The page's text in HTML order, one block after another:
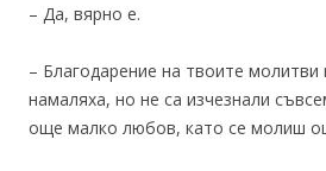
– Да, вярно е.
– Благодарение на твоите молитви
намаляха, но не са изчезнали
още малко любов, като се молиш